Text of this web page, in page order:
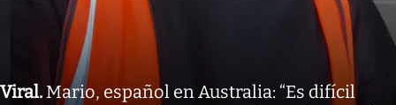
Viral. Mario, español en Australia: “Es difícil